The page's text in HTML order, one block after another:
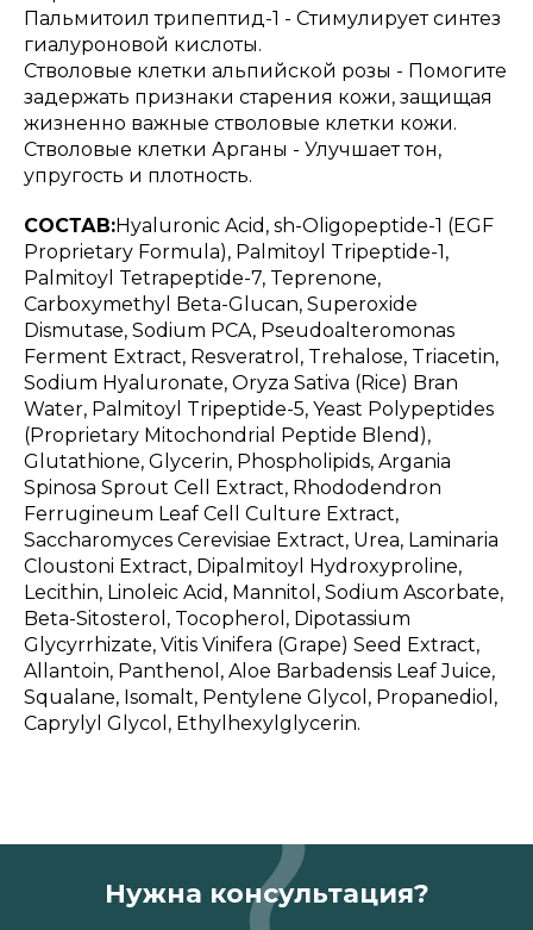
Пальмитоил трипептид-1 - Стимулирует синтез
гиалуроновой кислоты.
Стволовые клетки альпийской розы - Помогите
задержать признаки старения кожи, защищая
жизненно важные стволовые клетки кожи.
Стволовые клетки Арганы - Улучшает тон,
упругость и плотность.
СОСТАВ:Hyaluronic Acid, sh-Oligopeptide-1 (EGF
Proprietary Formula), Palmitoyl Tripeptide-1,
Palmitoyl Tetrapeptide-7, Teprenone,
Carboxymethyl Beta-Glucan, Superoxide
Dismutase, Sodium PCA, Pseudoalteromonas
Ferment Extract, Resveratrol, Trehalose, Triacetin,
Sodium Hyaluronate, Oryza Sativa (Rice) Bran
Water, Palmitoyl Tripeptide-5, Yeast Polypeptides
(Proprietary Mitochondrial Peptide Blend),
Glutathione, Glycerin, Phospholipids, Argania
Spinosa Sprout Cell Extract, Rhododendron
Ferrugineum Leaf Cell Culture Extract,
Saccharomyces Cerevisiae Extract, Urea, Laminaria
Cloustoni Extract, Dipalmitoyl Hydroxyproline,
Lecithin, Linoleic Acid, Mannitol, Sodium Ascorbate,
Beta-Sitosterol, Tocopherol, Dipotassium
Glycyrrhizate, Vitis Vinifera (Grape) Seed Extract,
Allantoin, Panthenol, Aloe Barbadensis Leaf Juice,
Squalane, Isomalt, Pentylene Glycol, Propanediol,
Caprylyl Glycol, Ethylhexylglycerin.
Нужна консультация?